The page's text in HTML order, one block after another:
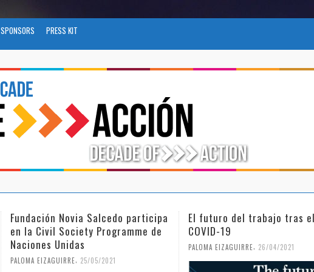
SPONSORS PRESS KIT
El futuro del trabajo tras el
COVID-19
PALOMA EIZAGUIRRE, 26/04/2021
Día Internacional de la
Niña en la Ciencia
PALOMA EIZAGUIRRE 18/02/2021